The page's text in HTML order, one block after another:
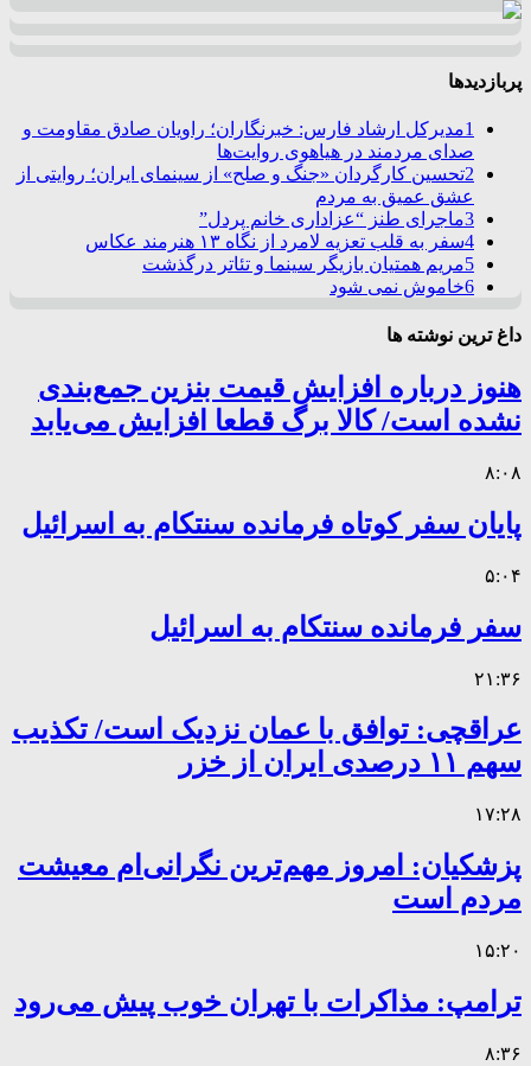
پربازدیدها
1مدیرکل ارشاد فارس: خبرنگاران؛ راویان صادق مقاومت و
صدای مردمند در هیاهوی روایت‌ها
2تحسین کارگردان «جنگ و صلح» از سینمای ایران؛ روایتی از
عشق عمیق به مردم
3ماجرای طنز “عزاداری خانم پردل”
4سفر به قلب تعزیه لامرد از نگاه ۱۳ هنرمند عکاس
5مریم همتیان بازیگر سینما و تئاتر درگذشت
6خاموش نمی شود
داغ ترین نوشته ها
هنوز درباره افزایش قیمت بنزین جمع‌بندی
نشده است/ کالا برگ قطعا افزایش می‌یابد
۸:۰۸
پایان سفر کوتاه فرمانده سنتکام به اسرائیل
۵:۰۴
سفر فرمانده سنتکام به اسرائیل
۲۱:۳۶
عراقچی: توافق با عمان نزدیک است/ تکذیب
سهم ۱۱ درصدی ایران از خزر
۱۷:۲۸
پزشکیان: امروز مهم‌ترین نگرانی‌ام معیشت
مردم است
۱۵:۲۰
ترامپ: مذاکرات با تهران خوب پیش می‌رود
۸:۳۶